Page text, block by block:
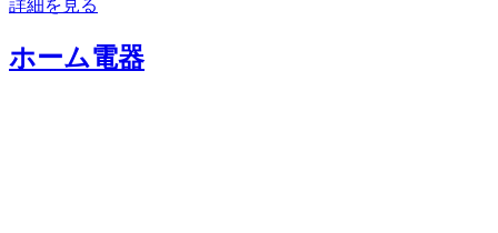
詳細を見る
ホーム電器